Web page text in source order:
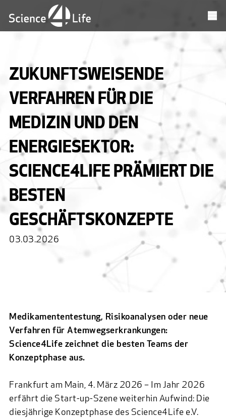
ZUKUNFTSWEISENDE
VERFAHREN FÜR DIE
MEDIZIN UND DEN
ENERGIESEKTOR:
SCIENCE4LIFE PRÄMIERT DIE
BESTEN
GESCHÄFTSKONZEPTE
03.03.2026
Medikamententestung, Risikoanalysen oder neue
Verfahren für Atemwegserkrankungen:
Science4Life zeichnet die besten Teams der
Konzeptphase aus.
Frankfurt am Main, 4. März 2026 – Im Jahr 2026
erfährt die Start-up-Szene weiterhin Aufwind: Die
diesjährige Konzeptphase des Science4Life e.V.